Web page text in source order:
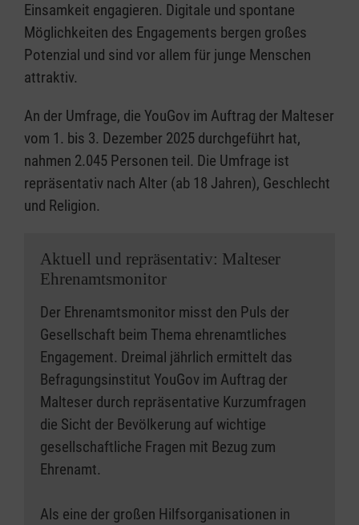
Einsamkeit engagieren. Digitale und spontane
Möglichkeiten des Engagements bergen großes
Potenzial und sind vor allem für junge Menschen
attraktiv.
An der Umfrage, die YouGov im Auftrag der Malteser
vom 1. bis 3. Dezember 2025 durchgeführt hat,
nahmen 2.045 Personen teil. Die Umfrage ist
repräsentativ nach Alter (ab 18 Jahren), Geschlecht
und Religion.
Aktuell und repräsentativ: Malteser
Ehrenamtsmonitor
Der Ehrenamtsmonitor misst den Puls der
Gesellschaft beim Thema ehrenamtliches
Engagement. Dreimal jährlich ermittelt das
Befragungsinstitut YouGov im Auftrag der
Malteser durch repräsentative Kurzumfragen
die Sicht der Bevölkerung auf wichtige
gesellschaftliche Fragen mit Bezug zum
Ehrenamt.
Als eine der großen Hilfsorganisationen in